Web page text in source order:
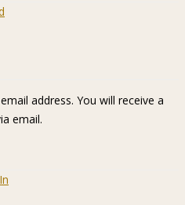
address. You will receive a
email.